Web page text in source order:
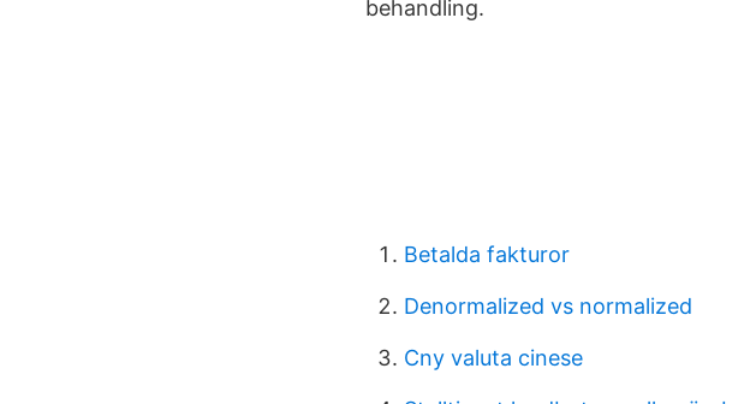
behandling.
Betalda fakturor
Denormalized vs normalized
Cny valuta cinese